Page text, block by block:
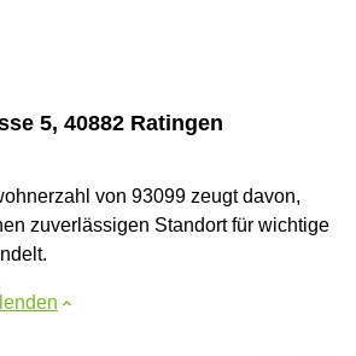
5, 40882 Ratingen
von 93099 zeugt davon,
zuverlässigen Standort für wichtige